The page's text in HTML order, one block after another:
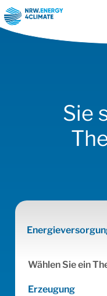
Sie
Wählen Sie ein
Erzeugung